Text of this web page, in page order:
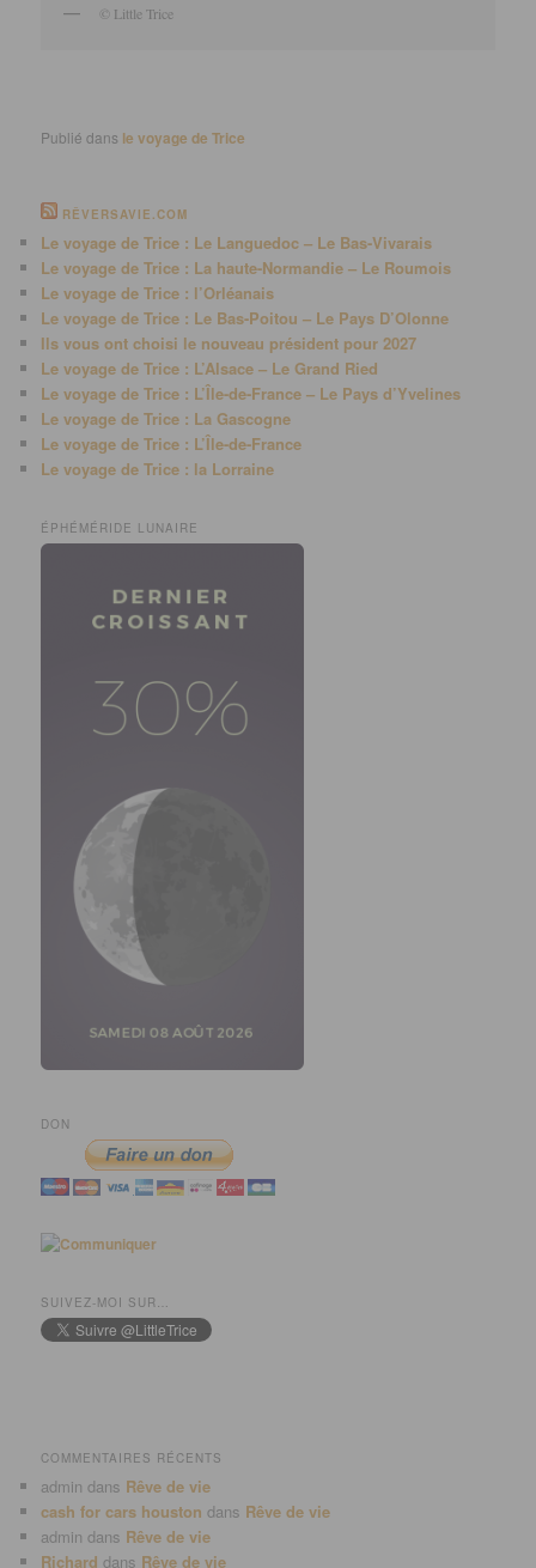
© Little Trice
Publié dans le voyage de Trice
RÊVERSAVIE.COM
Le voyage de Trice : Le Languedoc – Le Bas-Vivarais
Le voyage de Trice : La haute-Normandie – Le Roumois
Le voyage de Trice : l’Orléanais
Le voyage de Trice : Le Bas-Poitou – Le Pays D’Olonne
Ils vous ont choisi le nouveau président pour 2027
Le voyage de Trice : L’Alsace – Le Grand Ried
Le voyage de Trice : L’Île-de-France – Le Pays d’Yvelines
Le voyage de Trice : La Gascogne
Le voyage de Trice : L’Île-de-France
Le voyage de Trice : la Lorraine
ÉPHÉMÉRIDE LUNAIRE
DON
SUIVEZ-MOI SUR…
COMMENTAIRES RÉCENTS
admin dans Rêve de vie
cash for cars houston dans Rêve de vie
admin dans Rêve de vie
Richard dans Rêve de vie